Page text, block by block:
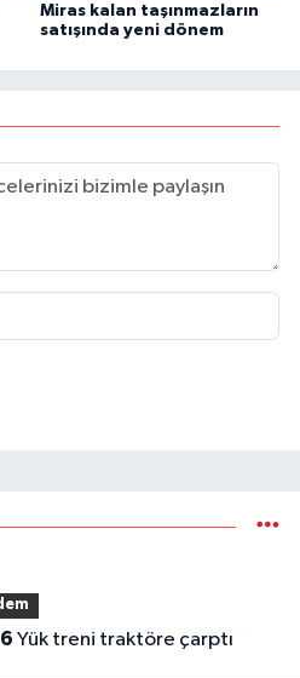
Miras kalan taşınmazların
satışında yeni dönem
Yük treni traktöre çarptı